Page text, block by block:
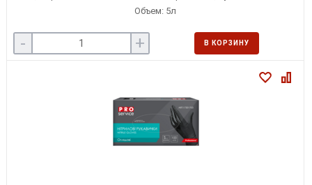
Объем: 5л
- + В КОРЗИНУ